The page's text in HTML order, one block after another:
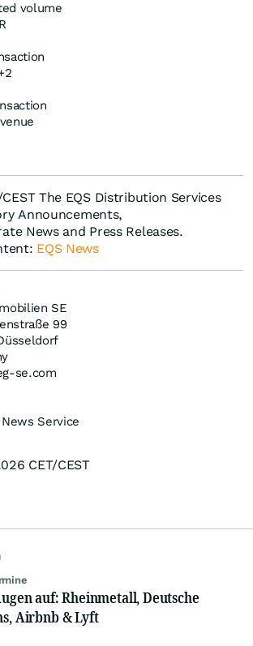
volume
The EQS Distribution Services
Announcements,
News and Press Releases.
EQS News
SE
99
se.com
News Service
CET/CEST
auf: Rheinmetall, Deutsche
Airbnb & Lyft